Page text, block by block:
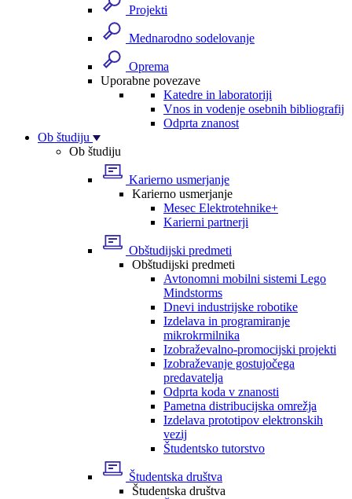
Projekti
Mednarodno sodelovanje
Oprema
Uporabne povezave
Katedre in laboratoriji
Vnos in vodenje osebnih bibliografij
Odprta znanost
Ob študiju
Ob študiju
Karierno usmerjanje
Karierno usmerjanje
Mesec Elektrotehnike+
Karierni partnerji
Obštudijski predmeti
Obštudijski predmeti
Avtonomni mobilni sistemi Lego
Mindstorms
Dnevi industrijske robotike
Izdelava in programiranje
mikrokrmilnika
Izobraževalno-promocijski projekti
Izobraževanje gostujočega
predavatelja
Odprta koda v znanosti
Pametna distribucijska omrežja
Izdelava prototipov elektronskih
vezij
Študentsko tutorstvo
Študentska društva
Študentska društva